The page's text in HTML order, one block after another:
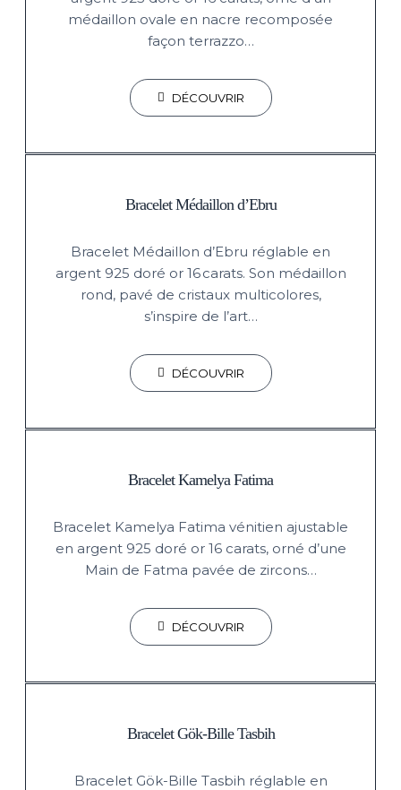
médaillon ovale en nacre recomposée
façon terrazzo…
DÉCOUVRIR
Bracelet Médaillon d’Ebru
Bracelet Médaillon d’Ebru réglable en
argent 925 doré or 16 carats. Son médaillon
rond, pavé de cristaux multicolores,
s’inspire de l’art…
DÉCOUVRIR
Bracelet Kamelya Fatima
Bracelet Kamelya Fatima vénitien ajustable
en argent 925 doré or 16 carats, orné d’une
Main de Fatma pavée de zircons…
DÉCOUVRIR
Bracelet Gök-Bille Tasbih
Bracelet Gök-Bille Tasbih réglable en